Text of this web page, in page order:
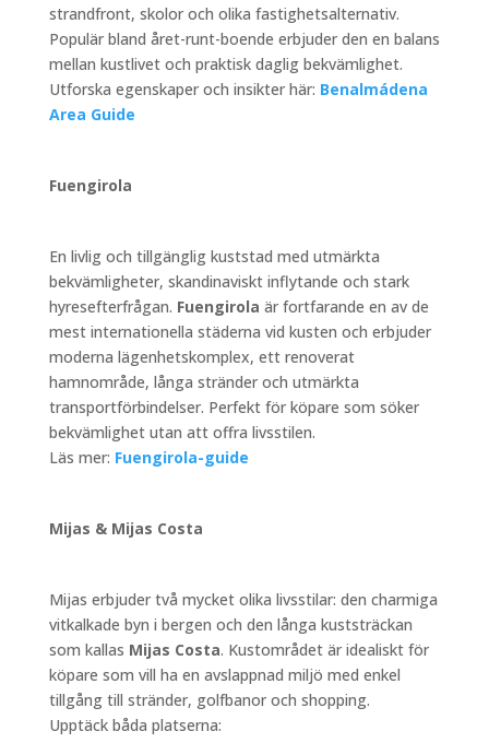
strandfront, skolor och olika fastighetsalternativ.
Populär bland året-runt-boende erbjuder den en balans
mellan kustlivet och praktisk daglig bekvämlighet.
Utforska egenskaper och insikter här: Benalmádena
Area Guide
Fuengirola
En livlig och tillgänglig kuststad med utmärkta
bekvämligheter, skandinaviskt inflytande och stark
hyresefterfrågan. Fuengirola är fortfarande en av de
mest internationella städerna vid kusten och erbjuder
moderna lägenhetskomplex, ett renoverat
hamnområde, långa stränder och utmärkta
transportförbindelser. Perfekt för köpare som söker
bekvämlighet utan att offra livsstilen.
Läs mer: Fuengirola-guide
Mijas & Mijas Costa
Mijas erbjuder två mycket olika livsstilar: den charmiga
vitkalkade byn i bergen och den långa kuststräckan
som kallas Mijas Costa. Kustområdet är idealiskt för
köpare som vill ha en avslappnad miljö med enkel
tillgång till stränder, golfbanor och shopping.
Upptäck båda platserna: